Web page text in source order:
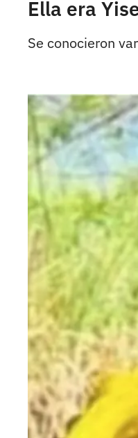
Ella era
Se conocieron